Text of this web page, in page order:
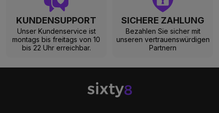
KUNDENSUPPORT
Unser Kundenservice ist
montags bis freitags von 10
bis 22 Uhr erreichbar.
SICHERE ZAHLUNG
Bezahlen Sie sicher mit
unseren vertrauenswürdigen
Partnern